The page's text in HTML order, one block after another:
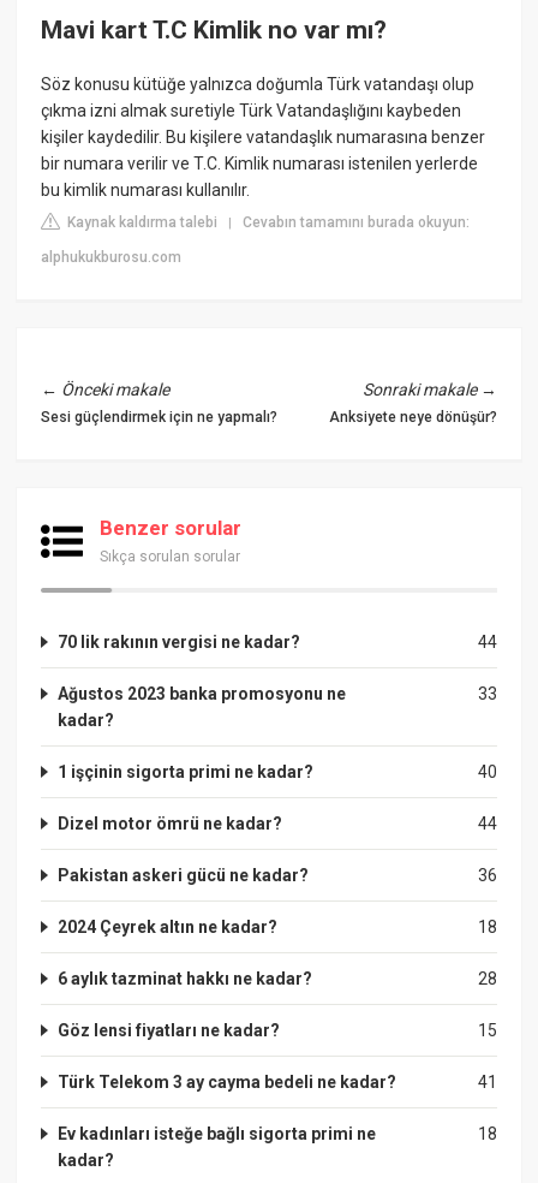
Mavi kart T.C Kimlik no var mı?
Söz konusu kütüğe yalnızca doğumla Türk vatandaşı olup
çıkma izni almak suretiyle Türk Vatandaşlığını kaybeden
kişiler kaydedilir. Bu kişilere vatandaşlık numarasına benzer
bir numara verilir ve T.C. Kimlik numarası istenilen yerlerde
bu kimlik numarası kullanılır.
Kaynak kaldırma talebi |Cevabın tamamını burada okuyun:
alphukukburosu.com
← Önceki makale
Sesi güçlendirmek için ne yapmalı?
Sonraki makale→
Anksiyete neye dönüşür?
Benzer sorular
Sıkça sorulan sorular
44
70 lik rakının vergisi ne kadar?
33
Ağustos 2023 banka promosyonu ne
kadar?
40
1 işçinin sigorta primi ne kadar?
44
Dizel motor ömrü ne kadar?
36
Pakistan askeri gücü ne kadar?
18
2024 Çeyrek altın ne kadar?
28
6 aylık tazminat hakkı ne kadar?
15
Göz lensi fiyatları ne kadar?
41
Türk Telekom 3 ay cayma bedeli ne kadar?
18
Ev kadınları isteğe bağlı sigorta primi ne
kadar?